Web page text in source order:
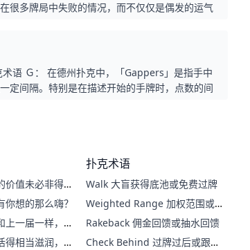
很多牌局中失败的情况，而不仅仅是偶发的运气
语 Ｇ： 在德州扑克中，「Gappers」是指手中
定间隔。特别是在描述开始的手牌时，点数的间
价值未必非得是
想的那么嗨？
上一届一样，遭
一样
得相当滋润，只
扑克术语
Walk 大盲获得底池或免费过牌
Weighted Range 加权范围或
权重范围
Rakeback 佣金回馈或抽水回馈
Check Behind 过牌过后或跟着